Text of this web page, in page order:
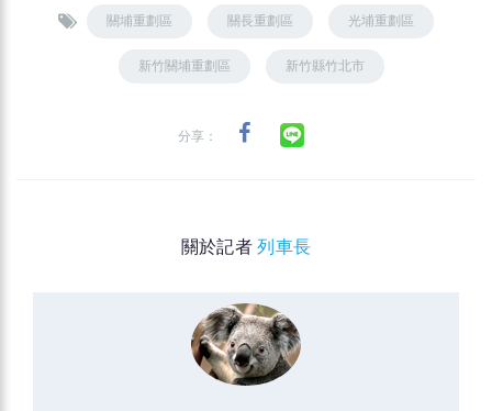
關埔重劃區 關長重劃區 光埔重劃區
新竹關埔重劃區 新竹縣竹北市
分享：
關於記者列車長